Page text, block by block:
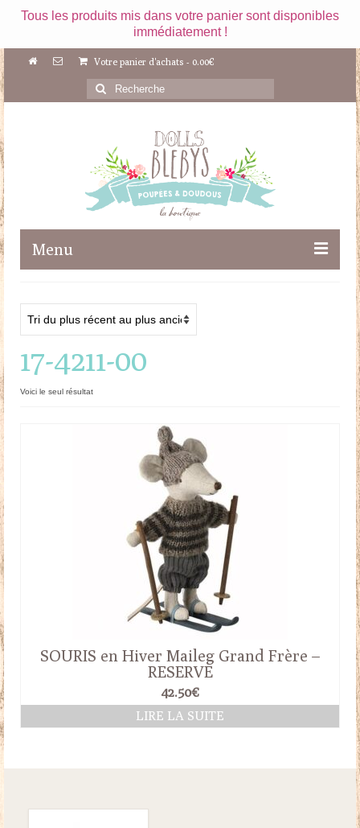
Tous les produits mis dans votre panier sont disponibles
immédiatement !
Votre panier d'achats - 0.00€
Rechercher
:
Menu
Maileg
Poupées
Doudous
Mobilier & Accessoires
17-4211-00
Voici le seul résultat
SOURIS en Hiver Maileg Grand Frère –
RESERVE
42.50€
LIRE LA SUITE